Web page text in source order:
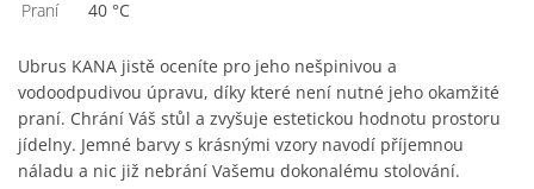
Praní
40 °C
Ubrus KANA jistě oceníte pro jeho nešpinivou a
vodoodpudivou úpravu, díky které není nutné jeho okamžité
praní. Chrání Váš stůl a zvyšuje estetickou hodnotu prostoru
jídelny. Jemné barvy s krásnými vzory navodí příjemnou
náladu a nic již nebrání Vašemu dokonalému stolování.